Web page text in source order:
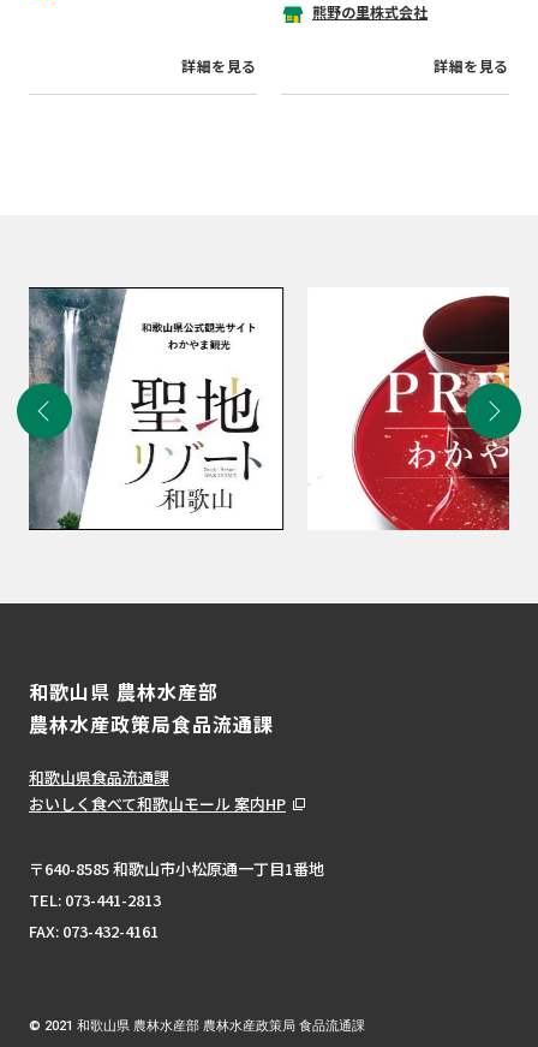
※受注生産ですので発送が遅れる
詳細を見る
熊野の里株式会社
詳細を見る
和歌山県 農林水産部
農林水産政策局食品流通課
和歌山県食品流通課
おいしく食べて和歌山モール 案内HP
〒640-8585 和歌山市小松原通一丁目1番地
TEL: 073-441-2813
FAX: 073-432-4161
© 2021 和歌山県 農林水産部 農林水産政策局 食品流通課